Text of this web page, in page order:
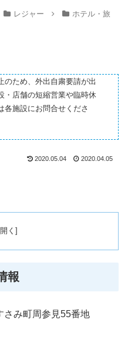
レジャー
ホテル・旅
のため、外出自粛要請が出
・店舗の短縮営業や臨時休
各施設にお問合せくださ
2020.05.04 2020.04.05
報
さみ町周参見55番地